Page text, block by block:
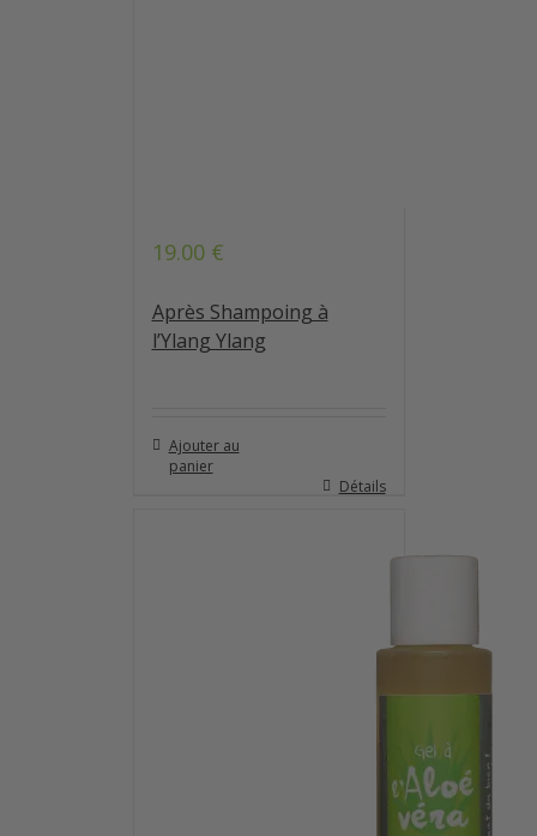
19.00 €
Après Shampoing à
l’Ylang Ylang
Ajouter au
panier
Détails